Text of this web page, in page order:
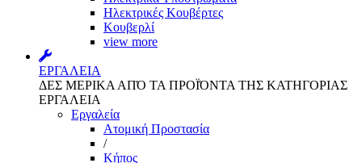
Ηλεκτρικές Κουβέρτες
Κουβερλί
view more
ΕΡΓΑΛΕΙΑ
ΔΕΣ ΜΕΡΙΚΑ ΑΠΌ ΤΑ ΠΡΟΪΌΝΤΑ ΤΗΣ ΚΑΤΗΓΟΡΙΑΣ
ΕΡΓΑΛΕΙΑ
Εργαλεία
Aτομική Προστασία
/
Kήπος